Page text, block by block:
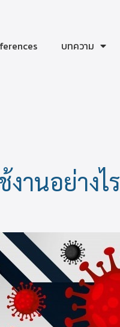
บทความ
านอย่างไ